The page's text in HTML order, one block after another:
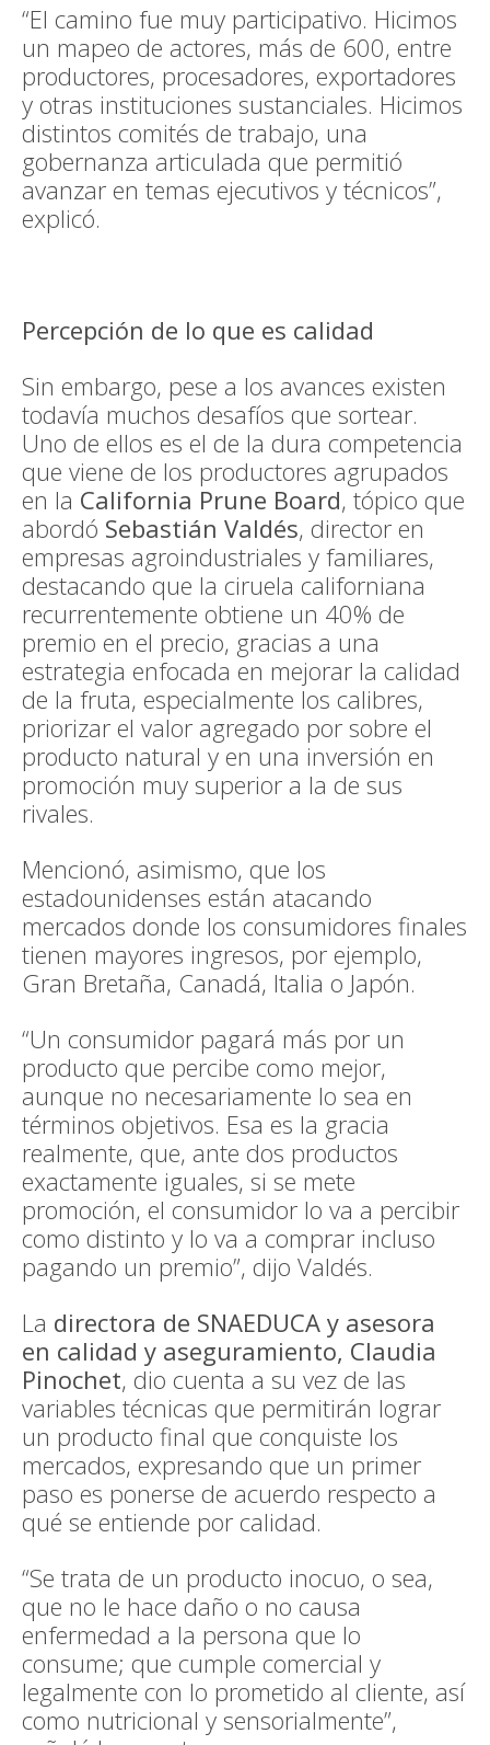
“El camino fue muy participativo. Hicimos
un mapeo de actores, más de 600, entre
productores, procesadores, exportadores
y otras instituciones sustanciales. Hicimos
distintos comités de trabajo, una
gobernanza articulada que permitió
avanzar en temas ejecutivos y técnicos”,
explicó.
Percepción de lo que es calidad
Sin embargo, pese a los avances existen
todavía muchos desafíos que sortear.
Uno de ellos es el de la dura competencia
que viene de los productores agrupados
en la California Prune Board, tópico que
abordó Sebastián Valdés, director en
empresas agroindustriales y familiares,
destacando que la ciruela californiana
recurrentemente obtiene un 40% de
premio en el precio, gracias a una
estrategia enfocada en mejorar la calidad
de la fruta, especialmente los calibres,
priorizar el valor agregado por sobre el
producto natural y en una inversión en
promoción muy superior a la de sus
rivales.
Mencionó, asimismo, que los
estadounidenses están atacando
mercados donde los consumidores finales
tienen mayores ingresos, por ejemplo,
Gran Bretaña, Canadá, Italia o Japón.
“Un consumidor pagará más por un
producto que percibe como mejor,
aunque no necesariamente lo sea en
términos objetivos. Esa es la gracia
realmente, que, ante dos productos
exactamente iguales, si se mete
promoción, el consumidor lo va a percibir
como distinto y lo va a comprar incluso
pagando un premio”, dijo Valdés.
La directora de SNAEDUCA y asesora
en calidad y aseguramiento, Claudia
Pinochet, dio cuenta a su vez de las
variables técnicas que permitirán lograr
un producto final que conquiste los
mercados, expresando que un primer
paso es ponerse de acuerdo respecto a
qué se entiende por calidad.
“Se trata de un producto inocuo, o sea,
que no le hace daño o no causa
enfermedad a la persona que lo
consume; que cumple comercial y
legalmente con lo prometido al cliente, así
como nutricional y sensorialmente”,